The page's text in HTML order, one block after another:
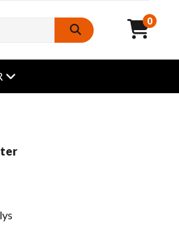
0
Åpen meny